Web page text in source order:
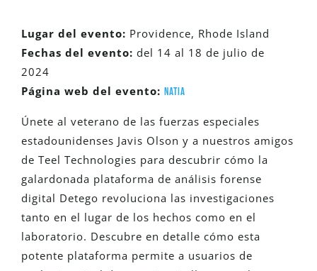
Lugar del evento: Providence, Rhode Island
Fechas del evento: del 14 al 18 de julio de
2024
Página web del evento: NATIA
Únete al veterano de las fuerzas especiales
estadounidenses Javis Olson y a nuestros amigos
de Teel Technologies para descubrir cómo la
galardonada plataforma de análisis forense
digital Detego revoluciona las investigaciones
tanto en el lugar de los hechos como en el
laboratorio. Descubre en detalle cómo esta
potente plataforma permite a usuarios de